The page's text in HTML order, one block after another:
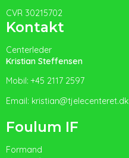
CVR 30215702
Kontakt
Centerleder
Kristian Steffensen
Mobil: +45 2117 2597
Email: kristian@tjelecenteret.dk
Foulum IF
Formand